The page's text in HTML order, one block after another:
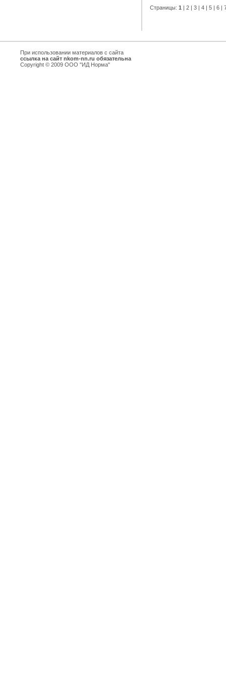
Страницы: 1 | 2 | 3 | 4 | 5 | 6 |
При использовании материалов с сайта
ссылка на сайт nkom-nn.ru обязательна
Copyright © 2009 ООО "ИД Норма"